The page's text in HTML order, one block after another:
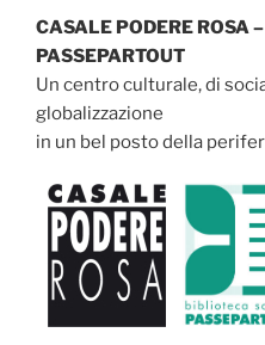
CASALE PODERE ROSA
PASSEPARTOUT
Un centro culturale, di
globalizzazione
in un bel posto della